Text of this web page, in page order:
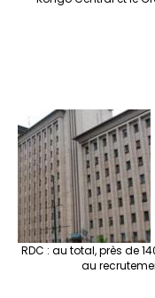
RDC : au total, près de
au